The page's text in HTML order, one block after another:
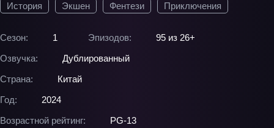
История Экшен Фентези Приключения
Сезон: 1 Эпизодов:
95 из 26+
Озвучка:
Дублированный
Страна:
Китай
Год:
2024
Возрастной рейтинг:
PG-13